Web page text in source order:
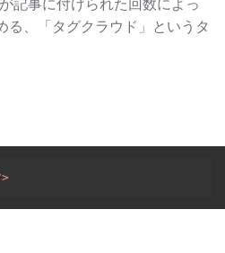
記事に付けられた回数によっ
る、「タグクラウド」というタ